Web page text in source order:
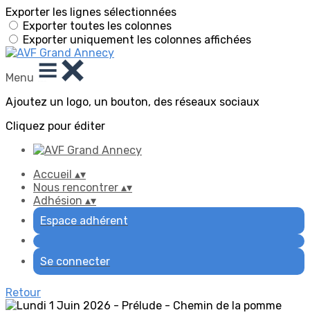
Exporter les lignes sélectionnées
Exporter toutes les colonnes
Exporter uniquement les colonnes affichées
Menu
Ajoutez un logo, un bouton, des réseaux sociaux
Cliquez pour éditer
Accueil ▴▾
Nous rencontrer ▴▾
Adhésion ▴▾
Espace adhérent
Se connecter
Retour